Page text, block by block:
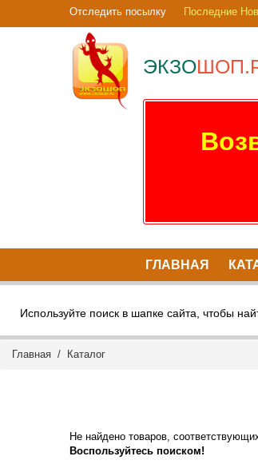
Отследить посылку Последние
ЭКЗО
ГЛАВНАЯ
Используйте поиск в шапке сайта, чтобы
Главная / Каталог
Не найдено товаров,
Воспользуйтесь поиском!